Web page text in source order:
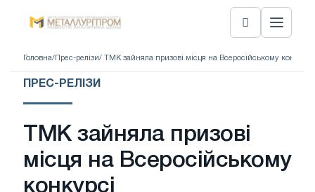
Головна/ Прес-релізи/ ТМК зайняла призові місця на Всеросійському конкурсі
ПРЕС-РЕЛІЗИ
ТМК зайняла призові
місця на Всеросійському
конкурсі